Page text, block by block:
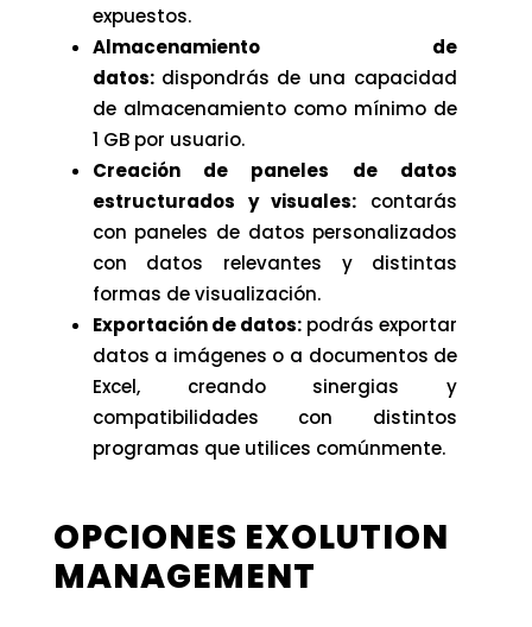
expuestos.
Almacenamiento de
datos: dispondrás de una capacidad
de almacenamiento como mínimo de
1 GB por usuario.
Creación de paneles de datos
estructurados y visuales:
contarás
con paneles de datos personalizados
con datos relevantes y distintas
formas de visualización.
Exportación de datos: podrás exportar
datos a imágenes o a documentos de
Excel, creando sinergias y
compatibilidades con distintos
programas que utilices comúnmente.
OPCIONES EXOLUTION
MANAGEMENT